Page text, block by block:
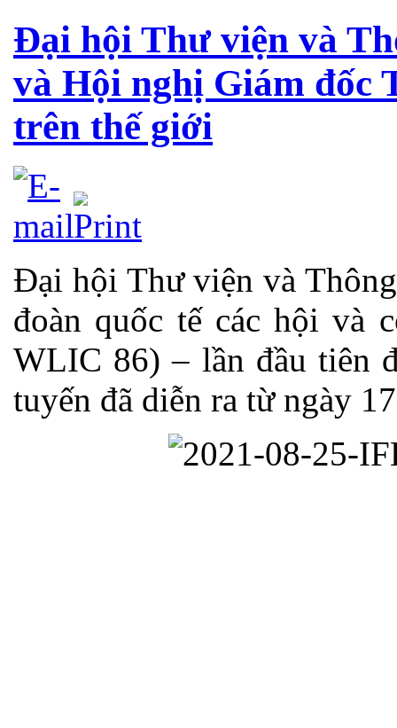
Đại hội Thư viện và
và Hội nghị Giám đốc
trên thế giới
Đại hội Thư viện và
đoàn quốc tế các hội và
WLIC 86) – lần đầu tiên
tuyến đã diễn ra từ ngày